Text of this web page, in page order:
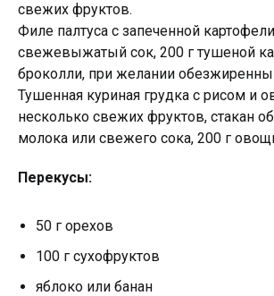
свежих фруктов.
Филе палтуса с запеченной
свежевыжатый сок, 200 г тушеной
броколли, при желании
Тушенная куриная грудка с рисом и
несколько свежих фруктов, стакан
молока или свежего сока, 200 г
Перекусы:
50 г орехов
100 г сухофруктов
яблоко или банан